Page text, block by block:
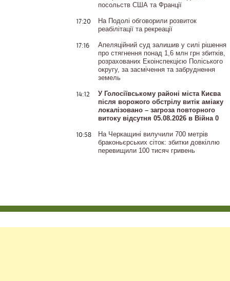
посольств США та Франції
17:20
На Подолі обговорили розвиток
реабілітації та рекреації
17:16
Апеляційний суд залишив у силі рішення
про стягнення понад 1,6 млн грн збитків,
розрахованих Екоінспекцією Поліського
округу, за засмічення та забруднення
земель
14:12
У Голосіївському районі міста Києва
після ворожого обстрілу витік аміаку
локалізовано – загроза повторного
витоку відсутня 05.08.2026 в Війна 0
10:58
На Черкащині вилучили 700 метрів
браконьєрських сіток: збитки довкіллю
перевищили 100 тисяч гривень